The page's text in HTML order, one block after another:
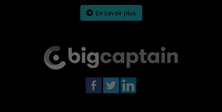
En savoir plus